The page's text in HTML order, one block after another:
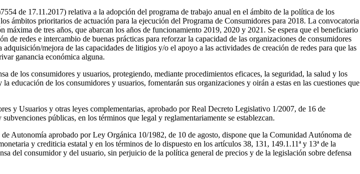
de 17.11.2017) relativa a la adopción del programa de trabajo anual en el ámbito de la política de los
ámbitos prioritarios de actuación para la ejecución del Programa de Consumidores para 2018. La convocatoria
de tres años, que abarcan los años de funcionamiento 2019, 2020 y 2021. Se espera que el beneficiario
redes e intercambio de buenas prácticas para reforzar la capacidad de las organizaciones de consumidores
mejora de las capacidades de litigios y/o el apoyo a las actividades de creación de redes para que las
ganancia económica alguna.
de los consumidores y usuarios, protegiendo, mediante procedimientos eficaces, la seguridad, la salud y los
educación de los consumidores y usuarios, fomentarán sus organizaciones y oirán a estas en las cuestiones que
y Usuarios y otras leyes complementarias, aprobado por Real Decreto Legislativo 1/2007, de 16 de
públicas, en los términos que legal y reglamentariamente se establezcan.
Autonomía aprobado por Ley Orgánica 10/1982, de 10 de agosto, dispone que la Comunidad Autónoma de
y crediticia estatal y en los términos de lo dispuesto en los artículos 38, 131, 149.1.11ª y 13ª de la
del consumidor y del usuario, sin perjuicio de la política general de precios y de la legislación sobre defensa